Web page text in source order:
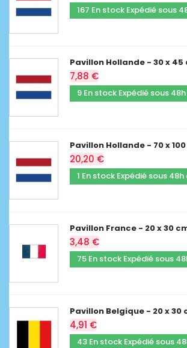
167 En stock Expédié sous
Pavillon Hollande - 30 x 45
7,88 €
9 En stock Expédié sous
Pavillon Hollande - 70 x
20,20 €
1 En stock Expédié sous 48h
Pavillon France - 20 x 30
3,48 €
75 En stock Expédié sous
Pavillon Belgique - 20 x 30
4,91 €
43 En stock Expédié sous